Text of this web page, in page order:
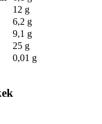
12 g
6,2 g
9,1 g
25 g
0,01 g